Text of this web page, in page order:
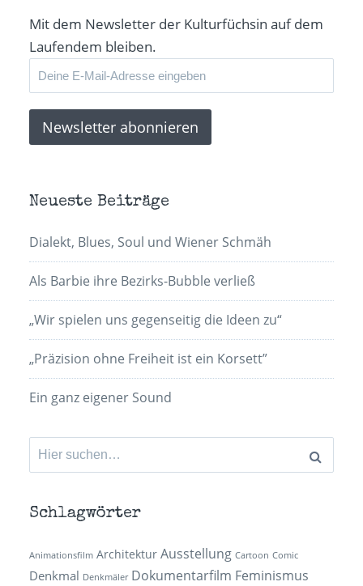
Mit dem Newsletter der Kulturfüchsin auf dem
Laufendem bleiben.
Neueste Beiträge
Dialekt, Blues, Soul und Wiener Schmäh
Als Barbie ihre Bezirks-Bubble verließ
„Wir spielen uns gegenseitig die Ideen zu“
„Präzision ohne Freiheit ist ein Korsett”
Ein ganz eigener Sound
Suchen
nach:
Schlagwörter
Animationsfilm Architektur Ausstellung Cartoon Comic
Denkmal Denkmäler Dokumentarfilm Feminismus